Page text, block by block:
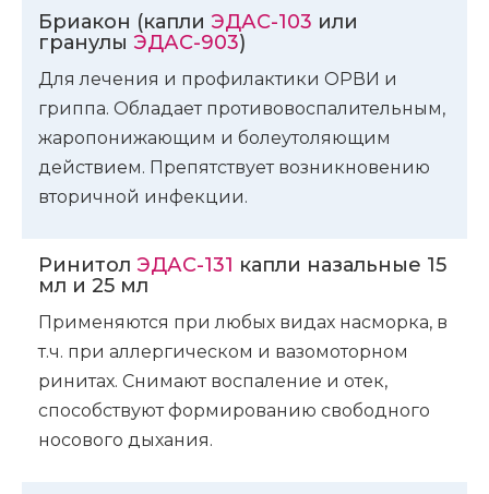
Бриакон (капли ЭДАС-103 или
гранулы ЭДАС-903)
Для лечения и профилактики ОРВИ и
гриппа. Обладает противовоспалительным,
жаропонижающим и болеутоляющим
действием. Препятствует возникновению
вторичной инфекции.
Ринитол ЭДАС-131 капли назальные 15
мл и 25 мл
Применяются при любых видах насморка, в
т.ч. при аллергическом и вазомоторном
ринитах. Снимают воспаление и отек,
способствуют формированию свободного
носового дыхания.